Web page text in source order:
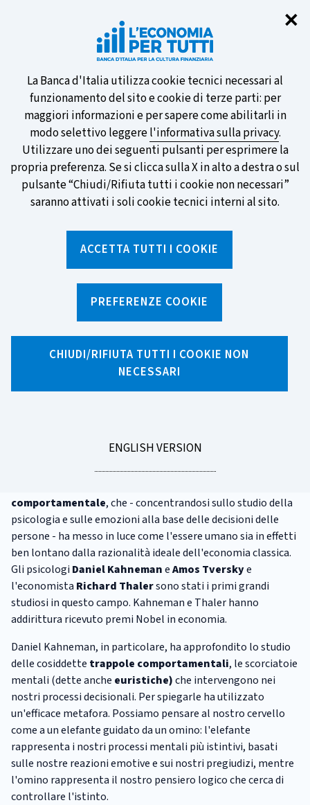
✕
Informativa
sui
cookie
La Banca d'Italia utilizza cookie tecnici necessari al
funzionamento del sito e cookie di terze parti: per
maggiori informazioni e per sapere come abilitarli in
modo selettivo leggerel'informativa sulla privacy.
Utilizzare uno dei seguenti pulsanti per esprimere la
propria preferenza. Se si clicca sulla X in alto a destra o sul
pulsante “Chiudi/Rifiuta tutti i cookie non necessari”
saranno attivati i soli cookie tecnici interni al sito.
ACCETTA TUTTI I COOKIE
PREFERENZE COOKIE
CHIUDI/RIFIUTA TUTTI I COOKIE NON
NECESSARI
GO
ENGLISH VERSION
Partecipa al sondaggio della BCE
sulle nuove banconote e vota la tua
preferita!
SCOPRI DI PIÙ
Facebook
LinkedinWhatsApp
Email
Introduzione
grado di puntare a ottenere il proprio utile sfruttando al
comportamentale, che - concentrandosi sullo studio della
psicologia e sulle emozioni alla base delle decisioni delle
persone - ha messo in luce come l'essere umano sia in effetti
ben lontano dalla razionalità ideale dell'economia classica.
Gli psicologi Daniel KahnemaneAmos Tverskye
l'economista Richard Thalersono stati i primi grandi
studiosi in questo campo. Kahneman e Thaler hanno
addirittura ricevuto premi Nobel in economia.
Daniel Kahneman, in particolare, ha approfondito lo studio
delle cosiddette trappole comportamentali, le scorciatoie
mentali (dette anche euristiche)che intervengono nei
nostri processi decisionali. Per spiegarle ha utilizzato
un'efficace metafora. Possiamo pensare al nostro cervello
come a un elefante guidato da un omino: l'elefante
rappresenta i nostri processi mentali più istintivi, basati
sulle nostre reazioni emotive e sui nostri pregiudizi, mentre
l'omino rappresenta il nostro pensiero logico che cerca di
controllare l'istinto.